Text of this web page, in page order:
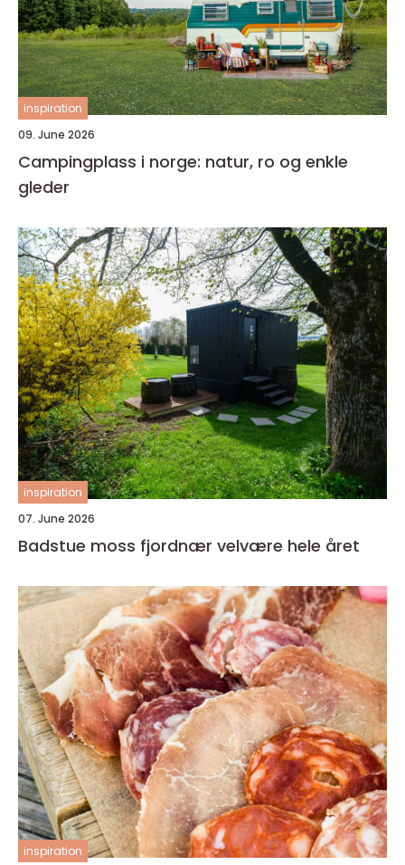
inspiration
09. June 2026
Campingplass i norge: natur, ro og enkle
gleder
inspiration
07. June 2026
Badstue moss fjordnær velvære hele året
inspiration